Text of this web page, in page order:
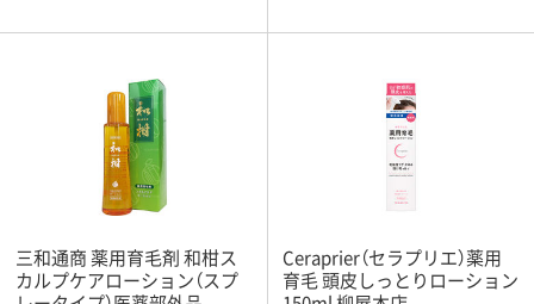
三和通商 薬用育毛剤 和柑ス
カルプケアローション（スプ
Ceraprier（セラプリエ）薬用
育毛 頭皮しっとりローション